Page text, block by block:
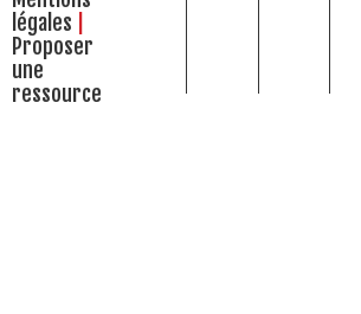
légales
Proposer
une
ressource